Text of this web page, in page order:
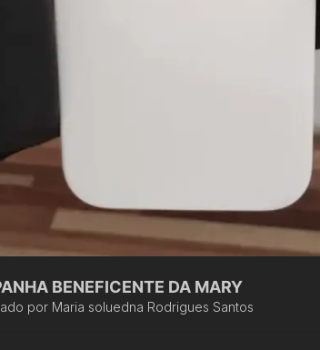
BENEFICENTE DA MARY
por Maria soluedna Rodrigues Santos